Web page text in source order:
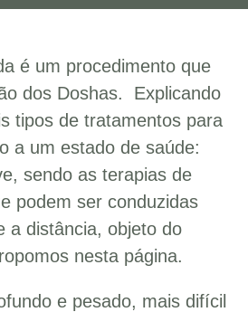
é um procedimento que
dos Doshas. Explicando
tipos de tratamentos para
a um estado de saúde:
sendo as terapias de
podem ser conduzidas
a distância, objeto do
nesta página.
e pesado, mais difícil